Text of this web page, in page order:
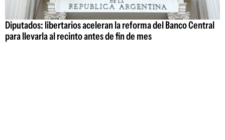
Diputados: libertarios aceleran la reforma del Banco Central
para llevarla al recinto antes de fin de mes